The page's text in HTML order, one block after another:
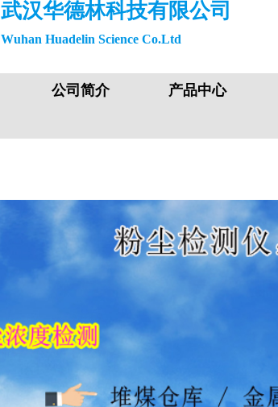
武汉华德林科技有限公司
Wuhan Huadelin Science Co.Ltd
公司简介 产品中心